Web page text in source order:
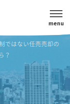
menu
ではない任売売却の
？